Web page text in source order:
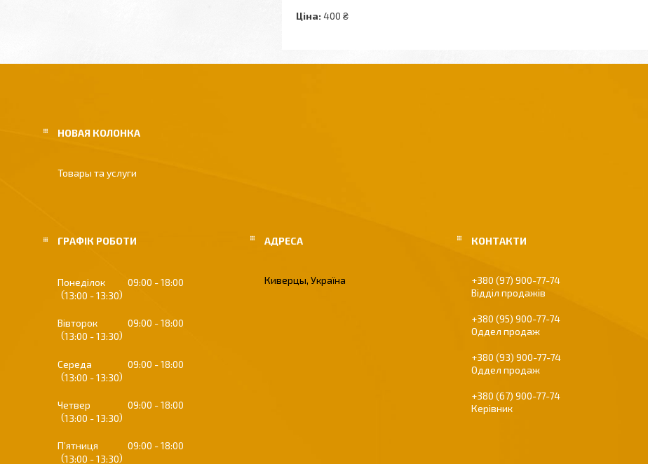
Ціна: 400 ₴
НОВАЯ КОЛОНКА
Товары та услуги
ГРАФІК РОБОТИ
Понеділок 09:00
18:00
13:00
13:30
Вівторок 09:00
18:00
13:00
13:30
Середа 09:00
18:00
13:00
13:30
Четвер 09:00
18:00
13:00
13:30
Пʼятниця 09:00
18:00
13:00
13:30
Киверцы, Україна
+380 (97) 900-77-74
Відділ продажів
+380 (95) 900-77-74
Оддел продаж
+380 (93) 900-77-74
Оддел продаж
+380 (67) 900-77-74
Керівник